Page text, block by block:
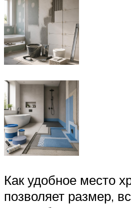
Как удобное место
позволяет размер,